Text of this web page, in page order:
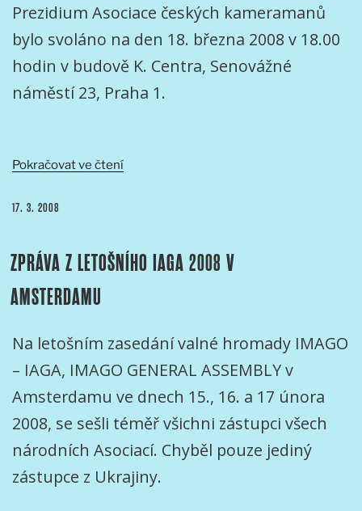
Prezidium Asociace českých kameramanů
bylo svoláno na den 18. března 2008 v 18.00
hodin v budově K. Centra, Senovážné
náměstí 23, Praha 1.
Pokračovat ve čtení„ZASEDÁNÍ
PUBLIKOVÁNO
17. 3. 2008
ZPRÁVA Z LETOŠNÍHO IAGA 2008 V
AMSTERDAMU
Na letošním zasedání valné hromady IMAGO
– IAGA, IMAGO GENERAL ASSEMBLY v
Amsterdamu ve dnech 15., 16. a 17 února
2008, se sešli téměř všichni zástupci všech
národních Asociací. Chyběl pouze jediný
zástupce z Ukrajiny.